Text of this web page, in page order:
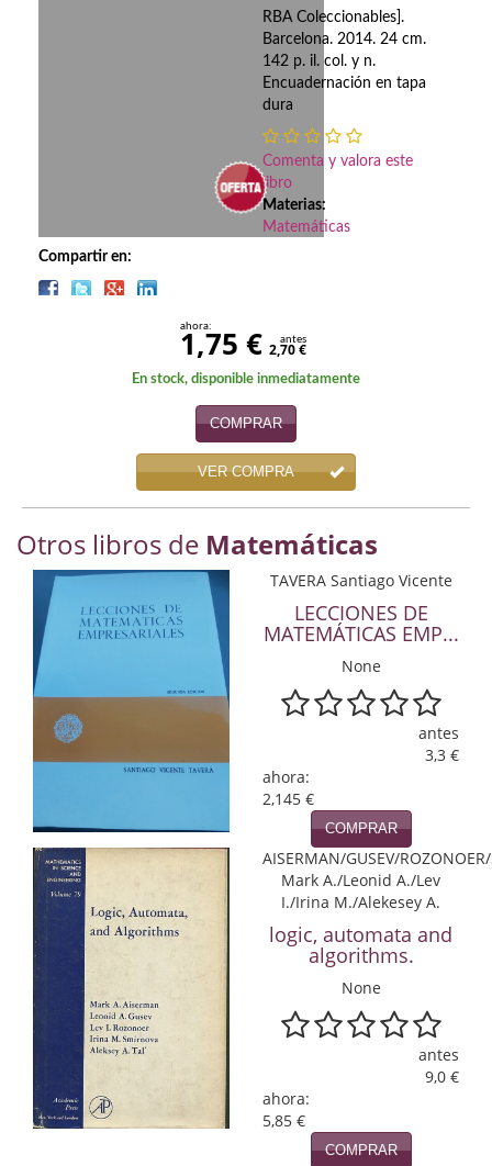
Deportes
Discos deVinilo. LP
Economía
Enciclopedias
Ensayo
Ensayo literario
Filosofía
Física y Química
Guerra Civil Española
Historia
Infantil y juvenil
Infantil y juvenil. Nuevo!!
Infantil y juvenil. Nuevo!!!
Informática
Compartir en:
RBA Coleccionables].
Barcelona. 2014. 24 cm.
142 p. il. col. y n.
Encuadernación en tapa
dura
Comenta y valora este
libro
Materias:
Matemáticas
ahora:
1,75 € antes
2,70 €
En stock, disponible inmediatamente
COMPRAR
VER COMPRA
Otros libros de Matemáticas
TAVERA Santiago Vicente
LECCIONES DE
MATEMÁTICAS EMP...
None
antes
3,3 €
ahora:
2,145 €
COMPRAR
AISERMAN/GUSEV/
Mark A./Leonid A./Lev
I./Irina M./Alekesey A.
logic, automata and
algorithms.
None
antes
9,0 €
ahora:
5,85 €
COMPRAR